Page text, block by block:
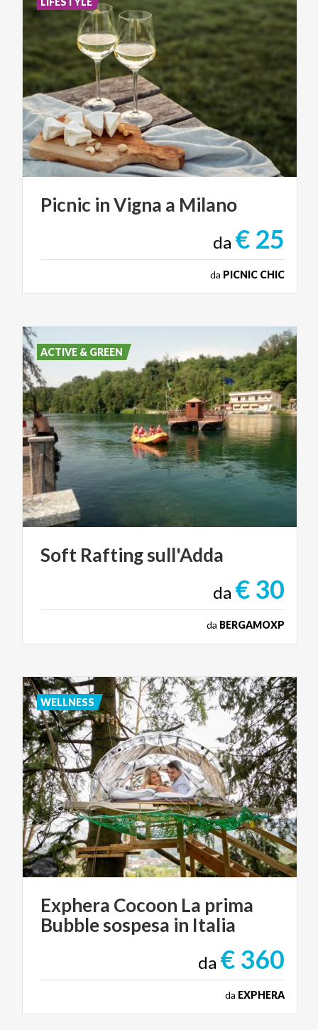
Picnic inVigna a Milano
da € 25
da PICNIC CHIC
Soft Raftingsull'Adda
da € 30
da BERGAMOXP
ACTIVE & GREEN
Exphera Cocoon La prima
Bubblesospesa in Italia
da € 360
da EXPHERA
WELLNESS